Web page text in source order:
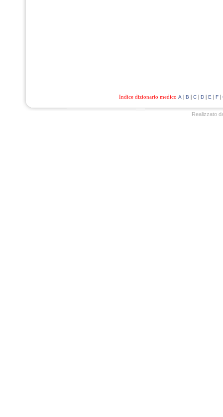
Indice dizionario medico A | B | C| D| E | F|
Realizzato